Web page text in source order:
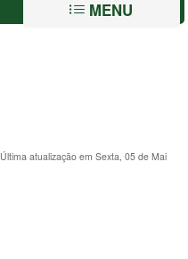
MENU
Última atualização em Sexta, 05 de Mai